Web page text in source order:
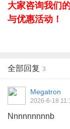
大家咨询我们
与优惠活动！
全部回复 3
Megatron
2026-6-18
Nnnnnnnnnb